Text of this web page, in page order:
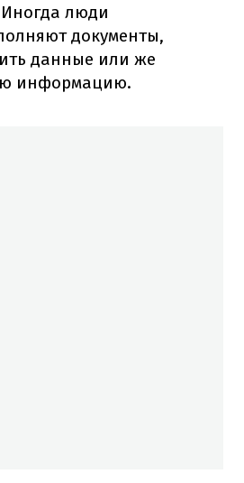
люди
документы,
данные или же
информацию.